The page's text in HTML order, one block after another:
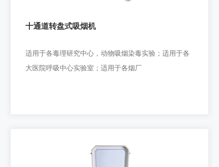
十通道转盘式吸烟机
适用于各毒理研究中心，动物吸烟染毒实验；适用于各
大医院呼吸中心实验室；适用于各烟厂